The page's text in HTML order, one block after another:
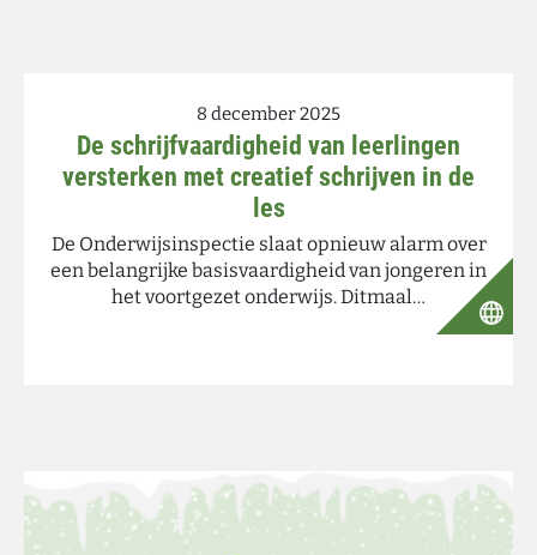
8 december 2025
De schrijfvaardigheid van leerlingen
versterken met creatief schrijven in de
les
De Onderwijsinspectie slaat opnieuw alarm over
een belangrijke basisvaardigheid van jongeren in
het voortgezet onderwijs. Ditmaal…